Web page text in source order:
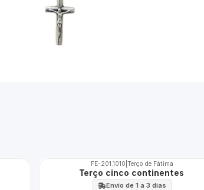
FE-201.1010 Terço de Fátima
Terço cinco continentes
Envio de 1 a 3 dias